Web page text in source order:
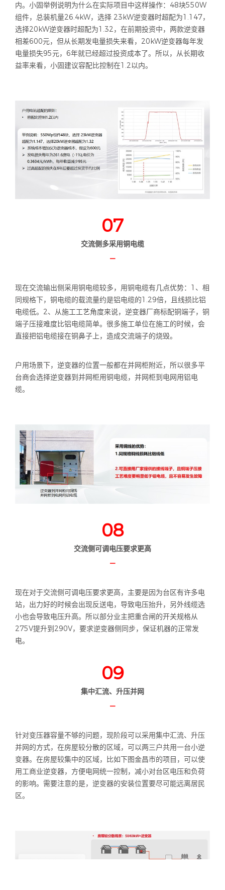
内。小固举例说明为什么在实际项目中这样操作：48块550W
组件，总装机量26.4kW，选择 23kW逆变器时超配为1.147，
选择20kW逆变器时超配为1.32，在前期投资中，两款逆变器
相差600元，但从长期发电量损失来看，20kW逆变器每年发
电量损失95元，6年就已经超过投资成本了。所以，从长期收
益率来看，小固建议容配比控制在1.2以内。
07
交流侧多采用铜电缆
—
现在交流输出侧采用铜电缆较多，用铜电缆有几点优势：1、相
同规格下，铜电缆的载流量约是铝电缆的1.29倍，且线损比铝
电缆低。2、从施工工艺角度来说，逆变器厂商标配铜端子，铜
端子压接难度比铝电缆简单。很多施工单位在施工的时候，会
直接把铝电缆接在铜鼻子上，造成交流端子的烧毁。
户用场景下，逆变器的位置一般都在并网柜附近，所以很多平
台商会选择逆变器到并网柜用铜电缆，并网柜到电网用铝电
缆。
08
交流侧可调电压要求更高
—
现在对于交流侧可调电压要求更高，主要是因为台区有许多电
站，出力好的时候会出现反送电，导致电压抬升，另外线缆选
小也会导致电压升高。所以部分业主把重合闸的开关规格从
275V提升到290V，要求逆变器侧同步，保证机器的正常发
电。
09
集中汇流、升压并网
—
针对变压器容量不够的问题，现阶段可以采用集中汇流、升压
并网的方式，在房屋较分散的区域，可以两三户共用一台小逆
变器。在房屋较集中的区域，比如下图金昌市的项目，可以使
用工商业逆变器，方便电网统一控制，减小对台区电压和负荷
的影响。需要注意的是，逆变器的安装位置要尽可能远离居民
区。